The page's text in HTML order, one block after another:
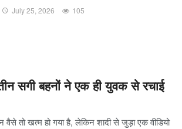
July 25, 2026 105
सगी बहनों ने एक ही युवक से रचाई
वैसे तो खत्म हो गया है, लेकिन शादी से जुड़ा एक वीडियो